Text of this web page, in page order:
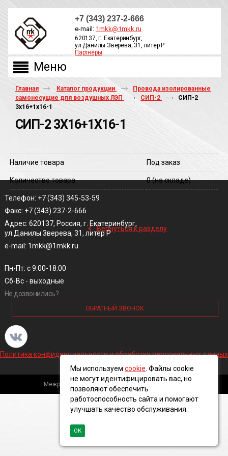
+7 (343) 237-2-666
e-mail: 1mkk@1mkk.ru
620137, г. Екатеринбург,
ул.Данилы Зверева, 31, литер Р
Партнеры
Главная Каталог продукции
Провода изолированные
самонесущие для воздушных ЛЭП
СИП-2
СИП-2
3х16+1х16-1
СИП-2 3Х16+1Х16-1
Наличие товара Под заказ
Количество товара 0(на складе)
‹ Вернуться к разделу
Телефон: +7 (343) 345-53-59
Факс: +7 (343) 237-2-666
Адрес: 620137, Россия, г. Екатеринбург,
ул.Данилы Зверева, 31, литер Р
e-mail: 1mkk@1mkk.ru
Пн-Пт: с 9:00-18:00
Сб-Вс - выходные
Не дозвонились?
ОБРАТНЫЙ ЗВОНОК
Политика конфиденциальности и обработки персональных данных
Межрегиональная кабельная компания, 2016 ©
Мы используем cookie . Файлы cookie
не могут идентифицировать вас, но
позволяют обеспечить
работоспособность сайта и помогают
улучшать качество обслуживания.
ОК